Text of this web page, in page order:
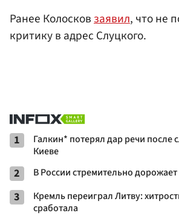
Ранее Колосковзаявил, что не
критику в адрес Слуцкого.
1
Галкин* потерял дар речи после
Киеве
2 В России стремительно дорожает
3
Кремль переиграл Литву:
сработала